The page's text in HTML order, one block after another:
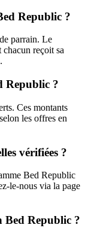
Republic ?
parrain. Le
reçoit sa
Republic ?
Ces montants
les offres en
vérifiées ?
Bed Republic
le-nous via la page
Bed Republic ?